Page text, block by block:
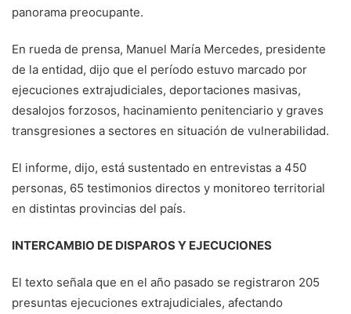
panorama preocupante.
En rueda de prensa, Manuel María Mercedes, presidente
de la entidad, dijo que el período estuvo marcado por
ejecuciones extrajudiciales, deportaciones masivas,
desalojos forzosos, hacinamiento penitenciario y graves
transgresiones a sectores en situación de vulnerabilidad.
El informe, dijo, está sustentado en entrevistas a 450
personas, 65 testimonios directos y monitoreo territorial
en distintas provincias del país.
INTERCAMBIO DE DISPAROS Y EJECUCIONES
El texto señala que en el año pasado se registraron 205
presuntas ejecuciones extrajudiciales, afectando